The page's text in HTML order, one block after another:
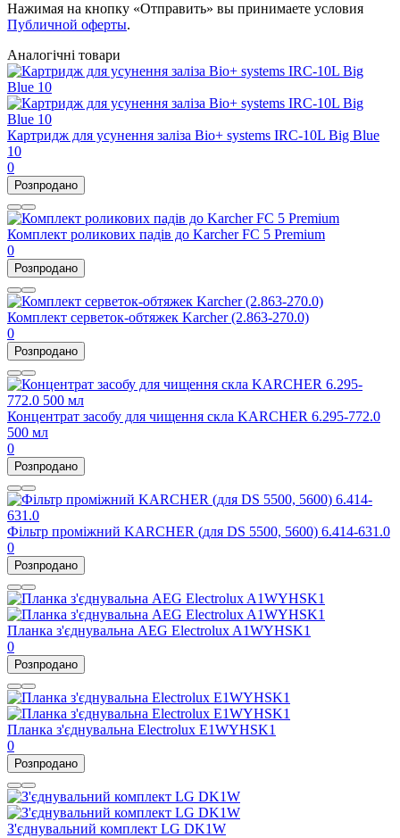
Нажимая на кнопку «Отправить» вы принимаете условия
Публичной оферты.
Аналогічні товари
Картридж для усунення заліза Bio+ systems IRC-10L Big Blue
10
0
Розпродано
Комплект роликових падів до Karcher FC 5 Premium
0
Розпродано
Комплект серветок-обтяжек Karcher (2.863-270.0)
0
Розпродано
Концентрат засобу для чищення скла KARCHER 6.295-772.0
500 мл
0
Розпродано
Фільтр проміжний KARCHER (для DS 5500, 5600) 6.414-631.0
0
Розпродано
Планка з'єднувальна AEG Electrolux A1WYHSK1
0
Розпродано
Планка з'єднувальна Electrolux E1WYHSK1
0
Розпродано
З'єднувальний комплект LG DK1W